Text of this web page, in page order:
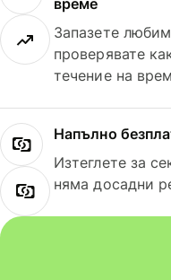
Запазете
проверявате
течение на
Напълно
Изтеглете за
няма досадни